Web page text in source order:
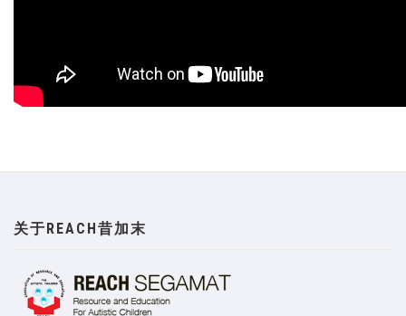
关于REACH昔加末